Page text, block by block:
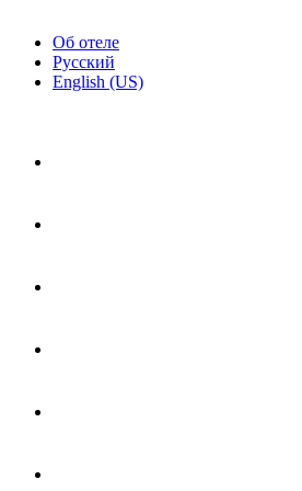
Об отеле
Русский
English (US)